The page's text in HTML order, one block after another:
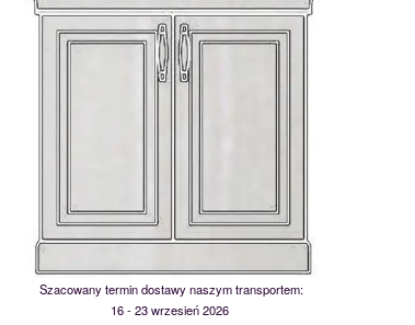
Szacowany termin dostawy naszym transportem:
16 - 23 wrzesień 2026